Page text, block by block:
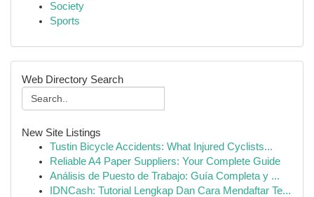
Society
Sports
Web Directory Search
New Site Listings
Tustin Bicycle Accidents: What Injured Cyclists...
Reliable A4 Paper Suppliers: Your Complete Guide
Análisis de Puesto de Trabajo: Guía Completa y ...
IDNCash: Tutorial Lengkap Dan Cara Mendaftar Te...